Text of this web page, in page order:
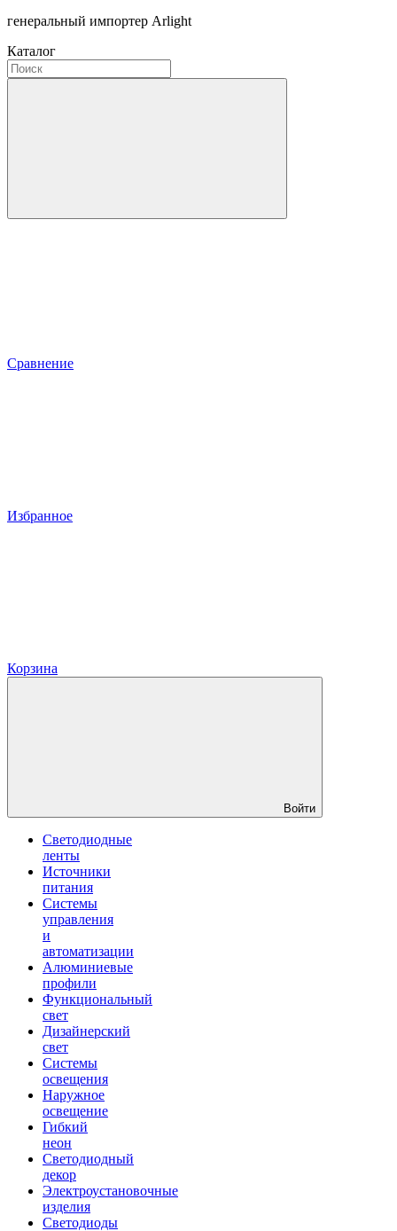
генеральный импортер Arlight
Каталог
Сравнение
Избранное
Корзина
Войти
Светодиодные
ленты
Источники
питания
Системы
управления
и
автоматизации
Алюминиевые
профили
Функциональный
свет
Дизайнерский
свет
Системы
освещения
Наружное
освещение
Гибкий
неон
Светодиодный
декор
Электроустановочные
изделия
Светодиоды